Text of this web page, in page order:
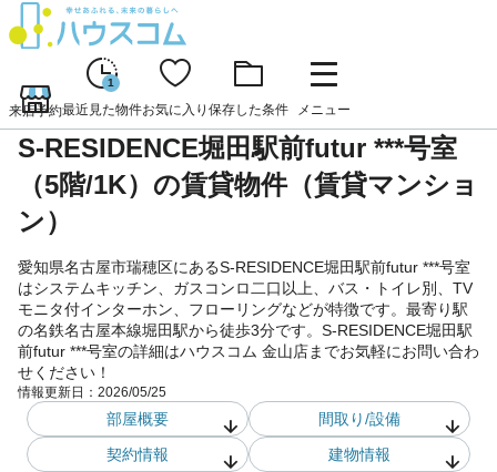
来店予約
1
最近見た物件お気に入り 保存した条件 メニュー
S-RESIDENCE堀田駅前futur ***号室
（5階/1K）の賃貸物件（賃貸マンショ
ン）
愛知県名古屋市瑞穂区にあるS-RESIDENCE堀田駅前futur ***号室
はシステムキッチン、ガスコンロ二口以上、バス・トイレ別、TV
モニタ付インターホン、フローリングなどが特徴です。最寄り駅
の名鉄名古屋本線堀田駅から徒歩3分です。S-RESIDENCE堀田駅
前futur ***号室の詳細はハウスコム 金山店までお気軽にお問い合わ
せください！
情報更新日： 2026/05/25
部屋概要
間取り/設備
契約情報
建物情報